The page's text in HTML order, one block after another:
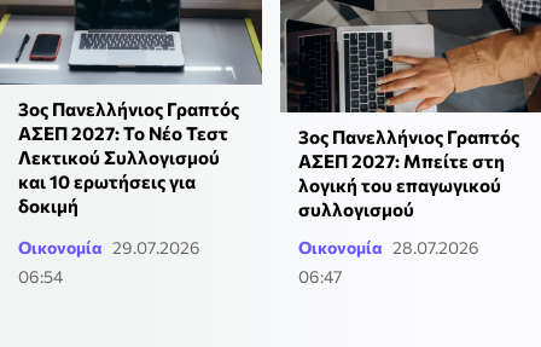
3ος Πανελλήνιος Γραπτός
ΑΣΕΠ 2027: Το Νέο Τεστ
Λεκτικού Συλλογισμού
και 10 ερωτήσεις για
δοκιμή
Οικονομία 29.07.2026
06:54
3ος Πανελλήνιος Γραπτός
ΑΣΕΠ 2027: Μπείτε στη
λογική του επαγωγικού
συλλογισμού
Οικονομία 28.07.2026
06:47